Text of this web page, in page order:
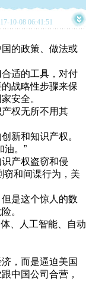
10-08 06:41:51
的政策、做法或
适的工具，对付
战略性步骤来保
安全。
权无所不用其
新和知识产权。
油。”
产权盗窃和侵
窃和间谍行为，美
是这个惊人的数
。
、人工智能、自动
，而是逼迫美国
中国公司合营，